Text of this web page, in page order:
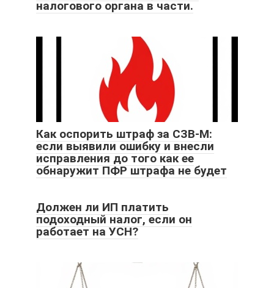
налогового органа в части.
Как оспорить штраф за СЗВ-М:
если выявили ошибку и внесли
исправления до того как ее
обнаружит ПФР штрафа не будет
Должен ли ИП платить
подоходный налог, если он
работает на УСН?